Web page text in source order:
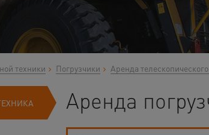
техники Погрузчики Аренда
Аренда